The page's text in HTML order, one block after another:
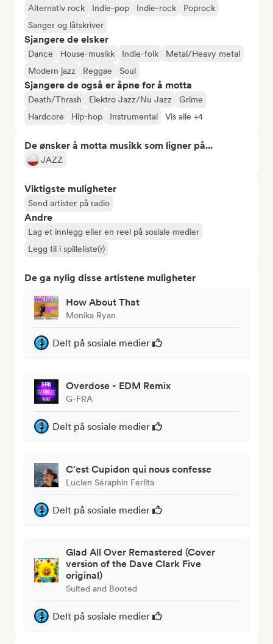
Alternativ rock Indie-pop Indie-rock
Poprock
Sanger og låtskriver
Sjangere de elsker
Dance House-musikk Indie-folk
Metal/Heavy metal
Modern jazz
Reggae Soul
Sjangere de også er åpne for å motta
Death/Thrash Elektro Jazz/Nu Jazz
Grime
Hardcore
Hip-hop Instrumental Vis alle +4
De ønsker å motta musikk som ligner på...
JAZZ
Viktigste muligheter
Send artister på radio
Andre
Lag et innlegg eller en reel på sosiale medier
Legg til i spilleliste(r)
De ga nylig disse artistene muligheter
How About That
Monika Ryan
Delt på sosiale medier
Overdose - EDM Remix
G-FRA
Delt på sosiale medier
C'est Cupidon qui nous confesse
Lucien Séraphin Ferlita
Delt på sosiale medier
Glad All Over Remastered (Cover
version of the Dave Clark Five
original)
Suited and Booted
Delt på sosiale medier